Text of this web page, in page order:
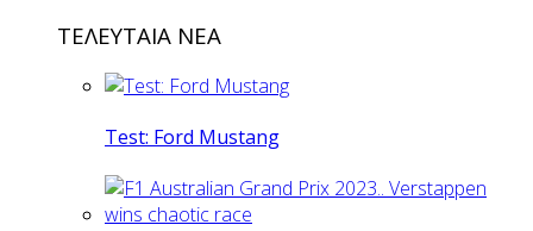
ΤΕΛΕΥΤΑΙΑ ΝΕΑ
Test: Ford Mustang